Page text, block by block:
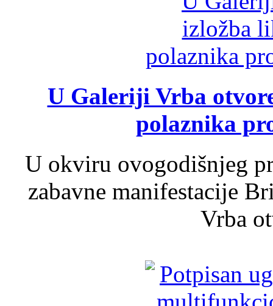
U Galeriji Vrba
polaznika
U okviru ovogodišnjeg
zabavne manifestacije
Vrba